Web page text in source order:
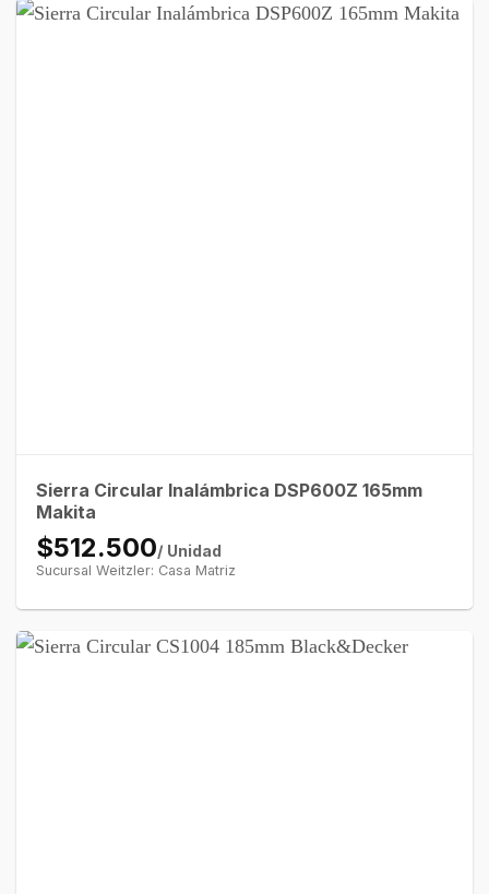
Sierra Circular Inalámbrica DSP600Z 165mm
Makita
$512.500/ Unidad
Sucursal Weitzler: Casa Matriz